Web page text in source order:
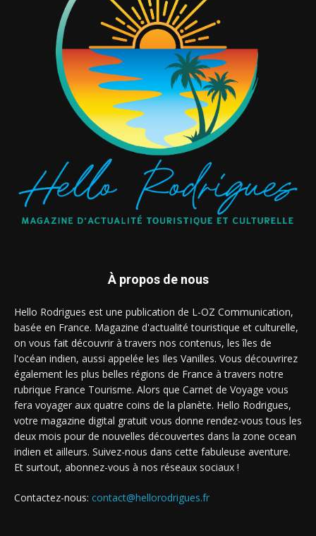
À propos de nous
Hello Rodrigues est une publication de L-OZ Communication,
basée en France. Magazine d'actualité touristique et culturelle,
on vous fait découvrir à travers nos contenus, les îles de
l'océan indien, aussi appelée les Iles Vanilles. Vous découvrirez
également les plus belles régions de France à travers notre
rubrique France Tourisme. Alors que Carnet de Voyage vous
fera voyager aux quatre coins de la planète. Hello Rodrigues,
votre magazine digital gratuit vous donne rendez-vous tous les
deux mois pour de nouvelles découvertes dans la zone ocean
indien et ailleurs. Suivez-nous dans cette fabuleuse aventure.
Et surtout, abonnez-vous à nos réseaux sociaux !
Contactez-nous: contact@hellorodrigues.fr